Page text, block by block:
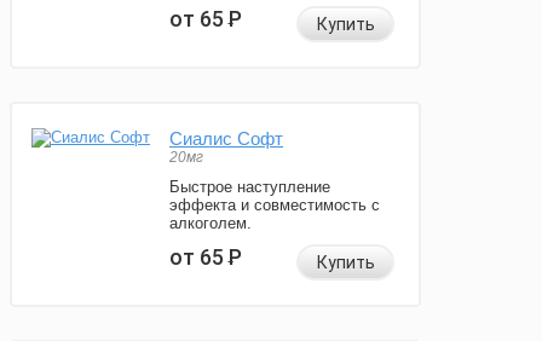
от 65Р Купить
Сиалис Софт
20мг
Быстрое наступление
эффекта и совместимость с
алкоголем.
от 65Р Купить